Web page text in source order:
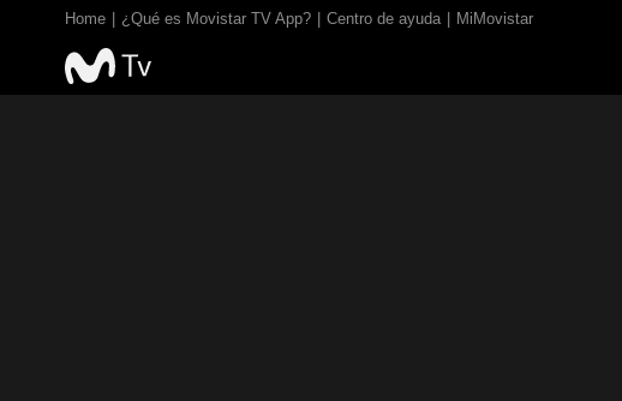
Home ¿Qué es Movistar TV App? Centro de ayuda MiMovistar